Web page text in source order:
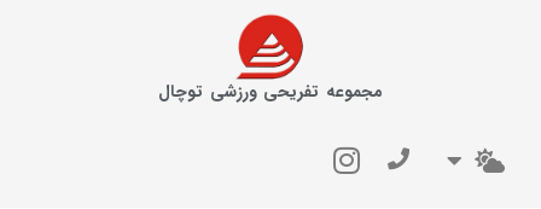
مجموعه تفریحی ورزشی توچال